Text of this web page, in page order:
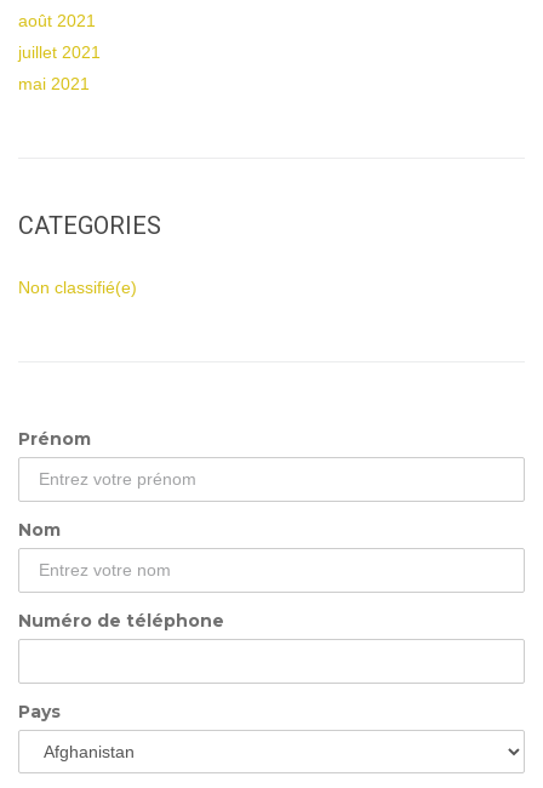
août 2021
juillet 2021
mai 2021
CATEGORIES
Non classifié(e)
Prénom
Nom
Numéro de téléphone
Pays